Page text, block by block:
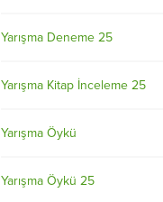
Yarışma Deneme 25
Yarışma Kitap İnceleme 25
Yarışma Öykü
Yarışma Öykü 25